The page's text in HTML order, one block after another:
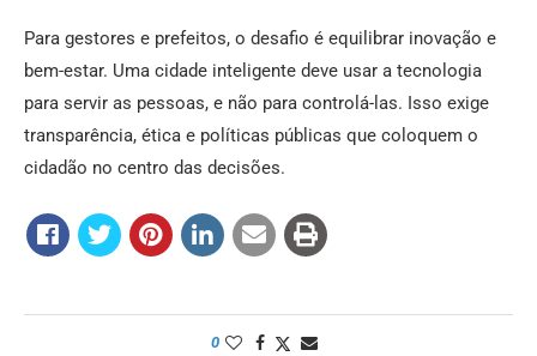
Para gestores e prefeitos, o desafio é equilibrar inovação e
bem-estar. Uma cidade inteligente deve usar a tecnologia
para servir as pessoas, e não para controlá-las. Isso exige
transparência, ética e políticas públicas que coloquem o
cidadão no centro das decisões.
0